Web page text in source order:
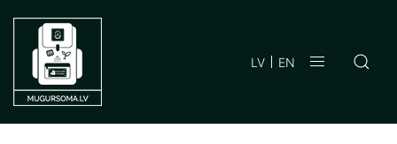
LV EN